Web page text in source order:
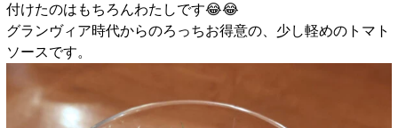
付けたのはもちろんわたしです😂😂
グランヴィア時代からのろっちお得意の、少し軽めのトマト
ソースです。